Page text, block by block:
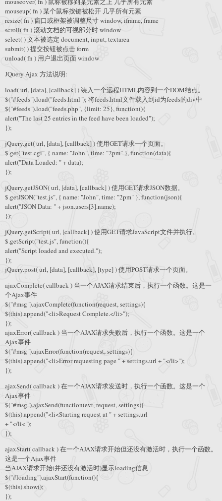
mouseup( fn ) 某个鼠标按键被松开 几乎所有元素
resize( fn ) 窗口或框架被调整尺寸 window, iframe, frame
scroll( fn ) 滚动文档的可视部分时 window
select( ) 文本被选定 document, input, textarea
submit( ) 提交按钮被点击 form
unload( fn ) 用户退出页面 window
JQuery Ajax 方法说明:
load( url, [data], [callback] ) 装入一个远程HTML内容到一个DOM结点。
$("#feeds").load("feeds.html"); 将feeds.html文件载入到id为feeds的div中
$("#feeds").load("feeds.php", {limit: 25}, function(){
alert("The last 25 entries in the feed have been loaded");
});
jQuery.get( url, [data], [callback] ) 使用GET请求一个页面。
$.get("test.cgi", { name: "John", time: "2pm" }, function(data){
alert("Data Loaded: " + data);
});
jQuery.getJSON( url, [data], [callback] ) 使用GET请求JSON数据。
$.getJSON("test.js", { name: "John", time: "2pm" }, function(json){
alert("JSON Data: " + json.users[3].name);
});
jQuery.getScript( url, [callback] ) 使用GET请求JavaScript文件并执行。
$.getScript("test.js", function(){
alert("Script loaded and executed.");
});
jQuery.post( url, [data], [callback], [type] ) 使用POST请求一个页面。
ajaxComplete( callback ) 当一个AJAX请求结束后，执行一个函数。这是一
个Ajax事件
$("#msg").ajaxComplete(function(request, settings){
$(this).append("<li>Request Complete.</li>");
});
ajaxError( callback ) 当一个AJAX请求失败后，执行一个函数。这是一个
Ajax事件
$("#msg").ajaxError(function(request, settings){
$(this).append("<li>Error requesting page " + settings.url + "</li>");
});
ajaxSend( callback ) 在一个AJAX请求发送时，执行一个函数。这是一个
Ajax事件
$("#msg").ajaxSend(function(evt, request, settings){
$(this).append("<li<Starting request at " + settings.url
+ "</li<");
});
ajaxStart( callback ) 在一个AJAX请求开始但还没有激活时，执行一个函数。
这是一个Ajax事件
当AJAX请求开始(并还没有激活时)显示loading信息
$("#loading").ajaxStart(function(){
$(this).show();
});